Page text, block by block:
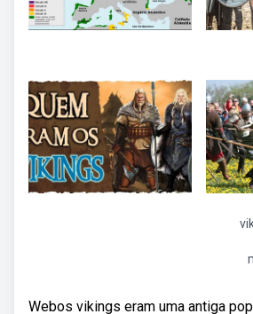
Webos vikings eram uma antiga